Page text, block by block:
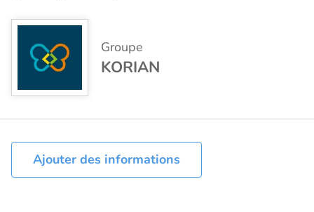
Groupe
KORIAN
Ajouter des informations